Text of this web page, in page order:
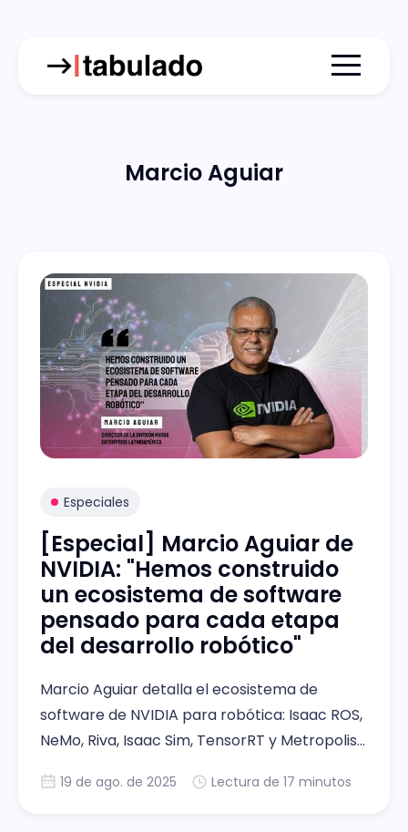
Menu
Marcio Aguiar
Especiales
[Especial] Marcio Aguiar de
NVIDIA: "Hemos construido
un ecosistema de software
pensado para cada etapa
del desarrollo robótico"
Marcio Aguiar detalla el ecosistema de
software de NVIDIA para robótica: Isaac ROS,
NeMo, Riva, Isaac Sim, TensorRT y Metropolis
19 de ago. de 2025 Lectura de 17 minutos